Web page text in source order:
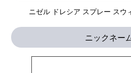
ニゼル ドレシア スプレー スウ
ニックネー